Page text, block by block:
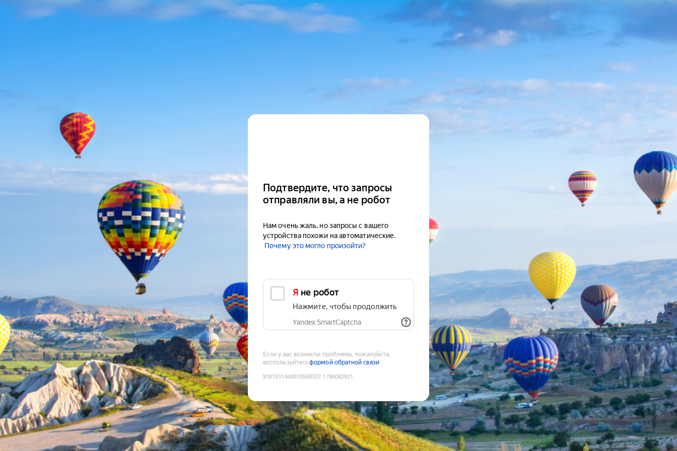
Подтвердите, что запросы
отправляли вы, а не робот
Нам очень жаль, но запросы с вашего
устройства похожи на автоматические.
Почему это могло произойти?
Я не робот
Нажмите, чтобы продолжить
Yandex SmartCaptcha
Если у вас возникли проблемы, пожалуйста,
воспользуйтесьформой обратной связи
9181531448870568327:1786082921